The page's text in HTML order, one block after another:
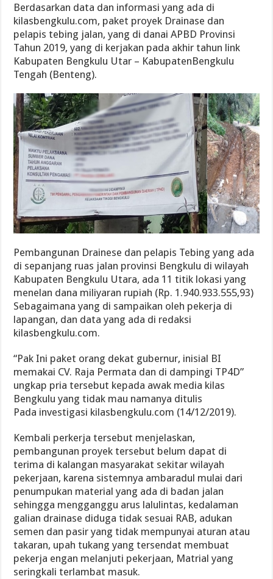
Berdasarkan data dan informasi yang ada di
kilasbengkulu.com, paket proyek Drainase dan
pelapis tebing jalan, yang di danai APBD Provinsi
Tahun 2019, yang di kerjakan pada akhir tahun link
Kabupaten Bengkulu Utar – KabupatenBengkulu
Tengah (Benteng).
Pembangunan Drainese dan pelapis Tebing yang ada
di sepanjang ruas jalan provinsi Bengkulu di wilayah
Kabupaten Bengkulu Utara, ada 11 titik lokasi yang
menelan dana miliyaran rupiah (Rp. 1.940.933.555,93)
Sebagaimana yang di sampaikan oleh pekerja di
lapangan, dan data yang ada di redaksi
kilasbengkulu.com.
“Pak Ini paket orang dekat gubernur, inisial BI
memakai CV. Raja Permata dan di dampingi TP4D”
ungkap pria tersebut kepada awak media kilas
Bengkulu yang tidak mau namanya ditulis
Pada investigasi kilasbengkulu.com (14/12/2019).
Kembali perkerja tersebut menjelaskan,
pembangunan proyek tersebut belum dapat di
terima di kalangan masyarakat sekitar wilayah
pekerjaan, karena sistemnya ambaradul mulai dari
penumpukan material yang ada di badan jalan
sehingga mengganggu arus lalulintas, kedalaman
galian drainase diduga tidak sesuai RAB, adukan
semen dan pasir yang tidak mempunyai aturan atau
takaran, upah tukang yang tersendat membuat
pekerja engan melanjuti pekerjaan, Matrial yang
seringkali terlambat masuk.